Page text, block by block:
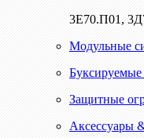
3Е70.П01,
Модульные
Буксируемые
Защитные
Аксессуары